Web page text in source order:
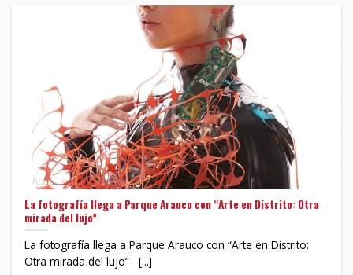
La fotografía llega a Parque Arauco con “Arte en Distrito: Otra
mirada del lujo”
La fotografía llega a Parque Arauco con “Arte en Distrito:
Otra mirada del lujo” [...]